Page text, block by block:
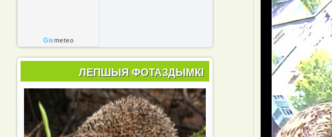
Gismeteo
ЛЕПШЫЯ ФОТАЗДЫМКІ